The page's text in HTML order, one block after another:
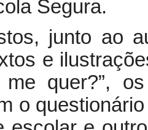
Segura.
junto ao
e
quer?”,
o